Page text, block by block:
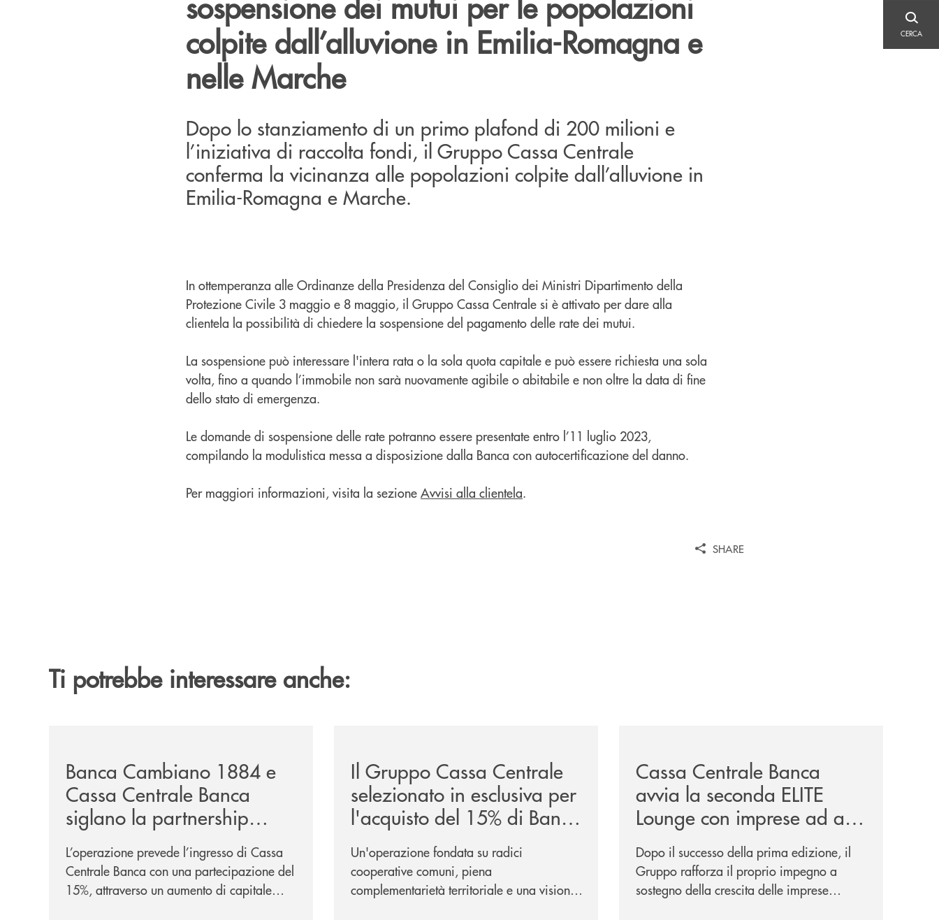
CERCA
colpite dall’alluvione in Emilia-Romagna e
nelle Marche
Dopo lo stanziamento di un primo plafond di 200 milioni e
l’iniziativa di raccolta fondi, il Gruppo Cassa Centrale
conferma la vicinanza alle popolazioni colpite dall’alluvione in
Emilia-Romagna e Marche.
In ottemperanza alle Ordinanze della Presidenza del Consiglio dei Ministri Dipartimento della
Protezione Civile 3 maggio e 8 maggio, il Gruppo Cassa Centrale si è attivato per dare alla
clientela la possibilità di chiedere la sospensione del pagamento delle rate dei mutui.
La sospensione può interessare l'intera rata o la sola quota capitale e può essere richiesta una sola
volta, fino a quando l’immobile non sarà nuovamente agibile o abitabile e non oltre la data di fine
dello stato di emergenza.
Le domande di sospensione delle rate potranno essere presentate entro l’11 luglio 2023,
compilando la modulistica messa a disposizione dalla Banca con autocertificazione del danno.
Per maggiori informazioni, visita la sezione Avvisi alla clientela.
SHARE
Ti potrebbe interessare anche:
Banca Cambiano 1884 e
Cassa Centrale Banca
siglano la partnership
strategica
L’operazione prevede l’ingresso di Cassa
Centrale Banca con una partecipazione del
15%, attraverso un aumento di capitale
Il Gruppo Cassa Centrale
selezionato in esclusiva per
l'acquisto del 15% di Banca
Cambiano 1884
Un'operazione fondata su radici
cooperative comuni, piena
complementarietà territoriale e una visione
Cassa Centrale Banca
avvia la seconda ELITE
Lounge con imprese ad alto
potenziale
Dopo il successo della prima edizione, il
Gruppo rafforza il proprio impegno a
sostegno della crescita delle imprese